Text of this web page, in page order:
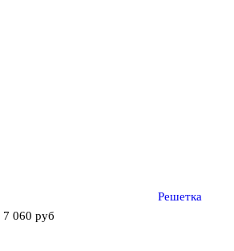
Решетка
7 060 руб